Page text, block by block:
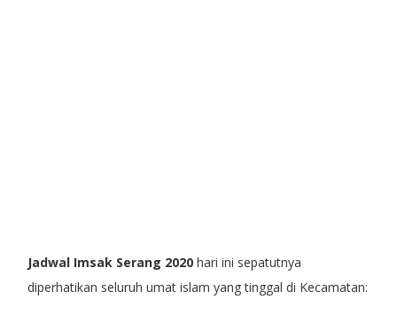
Jadwal Imsak Serang 2020hari ini sepatutnya
diperhatikan seluruh umat islam yang tinggal di Kecamatan: